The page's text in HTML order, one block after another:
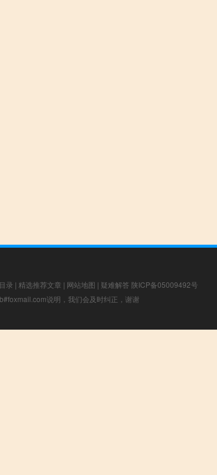
录 | 精选推荐文章 | 网站地图 | 疑难解答 陕ICP备05009492号
说明，我们会及时纠正，谢谢